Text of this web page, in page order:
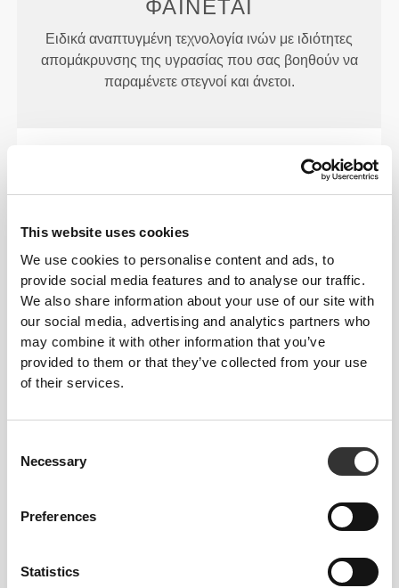
This website uses cookies
We use cookies to personalise content and ads, to
provide social media features and to analyse our traffic.
We also share information about your use of our site with
our social media, advertising and analytics partners who
may combine it with other information that you’ve
provided to them or that they’ve collected from your use
of their services.
Selection
Necessary
Preferences
Statistics
ΦΑΊΝΕΤΑΙ
Ειδικά αναπτυγμένη τεχνολογία ινών με ιδιότητες
απομάκρυνσης της υγρασίας που σας βοηθούν να
παραμένετε στεγνοί και άνετοι.
ΣΧΕΔΙΑΣΜΈΝΟ ΜΕ ΤΗΝ
ΤΕΧΝΟΛΟΓΊΑREVOKNIT
RevoKnitείναι μια προηγμένη τεχνολογία
πλεξίματος που αναπτύχθηκε από την Prozis και
δημιουργεί ενδύματα υψηλής απόδοσης, σαν
RevoKnit